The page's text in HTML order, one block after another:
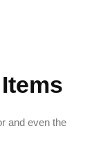
and even the